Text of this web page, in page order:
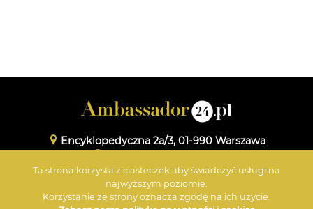
Encyklopedyczna 2a/3, 01-990 Warszawa
+48 601 359 696
Ta strona korzysta z ciasteczek aby świadczyć usługi na
najwyższym poziomie.
Korzystanie ze strony oznacza zgodę na ich użycie.